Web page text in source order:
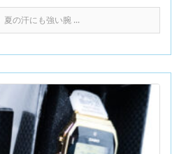
夏の汗にも強い腕 ...